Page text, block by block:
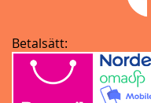
Betalsätt: